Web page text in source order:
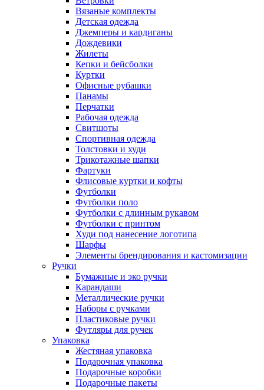
Вязаные комплекты
Детская одежда
Джемперы и кардиганы
Дождевики
Жилеты
Кепки и бейсболки
Куртки
Офисные рубашки
Панамы
Перчатки
Рабочая одежда
Свитшоты
Спортивная одежда
Толстовки и худи
Трикотажные шапки
Фартуки
Флисовые куртки и кофты
Футболки
Футболки поло
Футболки с длинным рукавом
Футболки с принтом
Худи под нанесение логотипа
Шарфы
Элементы брендирования и кастомизации
Ручки
Бумажные и эко ручки
Карандаши
Металлические ручки
Наборы с ручками
Пластиковые ручки
Футляры для ручек
Упаковка
Жестяная упаковка
Подарочная упаковка
Подарочные коробки
Подарочные пакеты